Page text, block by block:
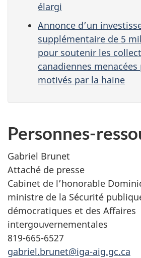
élargi
Annonce d’un
supplémentaire de 5
pour soutenir les
canadiennes
motivés par la haine
Personnes-
Gabriel Brunet
Attaché de presse
Cabinet de l’honorable
ministre de la Sécurité
démocratiques et des Affaires
intergouvernementales
819-665-6527
gabriel.brunet@iga-aig.gc.ca